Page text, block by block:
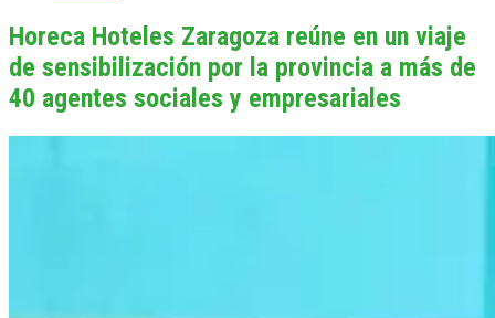
Horeca Hoteles Zaragoza reúne en un viaje
de sensibilización por la provincia a más de
40 agentes sociales y empresariales